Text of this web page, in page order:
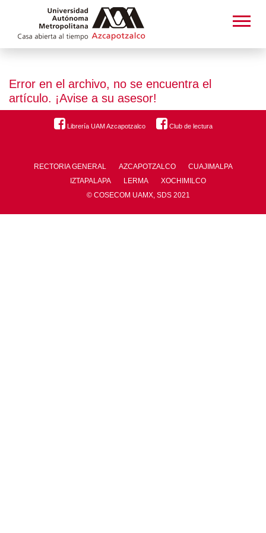
Error en el archivo, no se encuentra el
artículo. ¡Avise a su asesor!
Librería UAM Azcapotzalco Club de lectura
RECTORIA GENERAL AZCAPOTZALCO
CUAJIMALPA
IZTAPALAPA
LERMA
XOCHIMILCO
© COSECOM UAMX, SDS 2021